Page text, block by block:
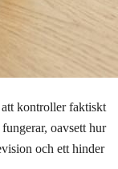
kontroller faktiskt
oavsett hur
och ett hinder